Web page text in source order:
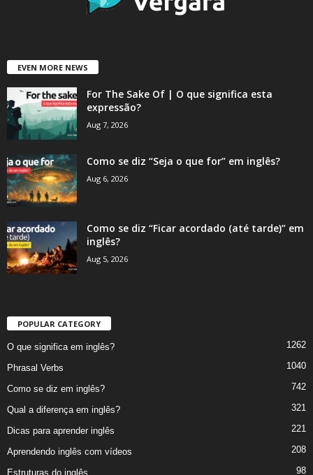
EVEN MORE NEWS
For The Sake Of | O que significa esta
expressão?
Aug 7, 2026
Como se diz “Seja o que for” em inglês?
Aug 6, 2026
Como se diz “Ficar acordado (até tarde)” em
inglês?
Aug 5, 2026
POPULAR CATEGORY
O que significa em inglês? 1262
Phrasal Verbs 1040
Como se diz em inglês? 742
Qual a diferença em inglês? 321
Dicas para aprender inglês 221
Aprendendo inglês com vídeos 208
Estruturas do inglês 98